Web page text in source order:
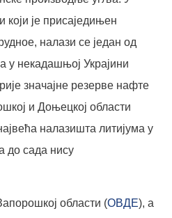
је присаједињен
налази се један од
у некадашњој Украјини
значајне резерве нафте
и Доњецкој области
налазишта литијума у
до сада нису
области (ОВДЕ), а